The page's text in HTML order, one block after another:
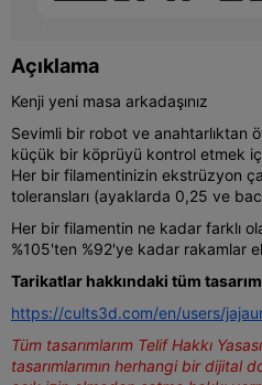
Açıklama
Kenji yeni masa arkadaşınız
Sevimli bir robot ve anahtarlıktan
küçük bir köprüyü kontrol etmek
Her bir filamentinizin ekstrüzyon
toleransları (ayaklarda 0,25 ve
Her bir filamentin ne kadar farklı
%105'ten %92'ye kadar rakamlar
Tarikatlar hakkındaki tüm
https://cults3d.com/en/users/
Tüm tasarımlarım Telif Hakkı
tasarımlarımın herhangi bir dijital